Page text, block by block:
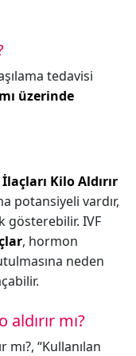
tedavisi
üzerinde
İlaçları Kilo Aldırır
potansiyeli vardır,
gösterebilir. IVF
, hormon
neden
mı?
mı?, “Kullanılan